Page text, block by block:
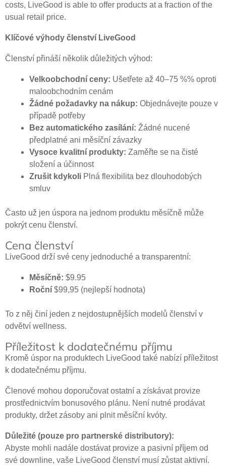
costs, LiveGood is able to offer products at a fraction of the
usual retail price.
Klíčové výhody členství LiveGood
Členství přináší několik důležitých výhod:
Velkoobchodní ceny: Ušetřete až 40–75 %% oproti
maloobchodním cenám
Žádné požadavky na nákup: Objednávejte pouze v
případě potřeby
Bez automatického zasílání: Žádné nucené
předplatné ani měsíční závazky
Vysoce kvalitní produkty: Zaměřte se na čisté
složení a účinnost
Zrušit kdykoli Plná flexibilita bez dlouhodobých
smluv
Často už jen úspora na jednom produktu měsíčně může
pokrýt cenu členství.
Cena členství
LiveGood drží své ceny jednoduché a transparentní:
Měsíčně: $9.95
Roční $99,95 (nejlepší hodnota)
To z něj činí jeden z nejdostupnějších modelů členství v
odvětví wellness.
Příležitost k dodatečnému příjmu
Kromě úspor na produktech LiveGood také nabízí příležitost
k dodatečnému příjmu.
Členové mohou doporučovat ostatní a získávat provize
prostřednictvím bonusového plánu. Není nutné prodávat
produkty, držet zásoby ani plnit měsíční kvóty.
Důležité (pouze pro partnerské distributory):
Abyste mohli nadále dostávat provize a pasivní příjem od
své downline, vaše LiveGood členství musí zůstat aktivní.